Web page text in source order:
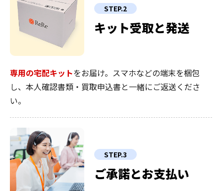
STEP.2
キット受取と発送
専用の宅配キットをお届け。スマホなどの端末を梱包
し、本人確認書類・買取申込書と一緒にご返送くださ
い。
STEP.3
ご承諾とお支払い